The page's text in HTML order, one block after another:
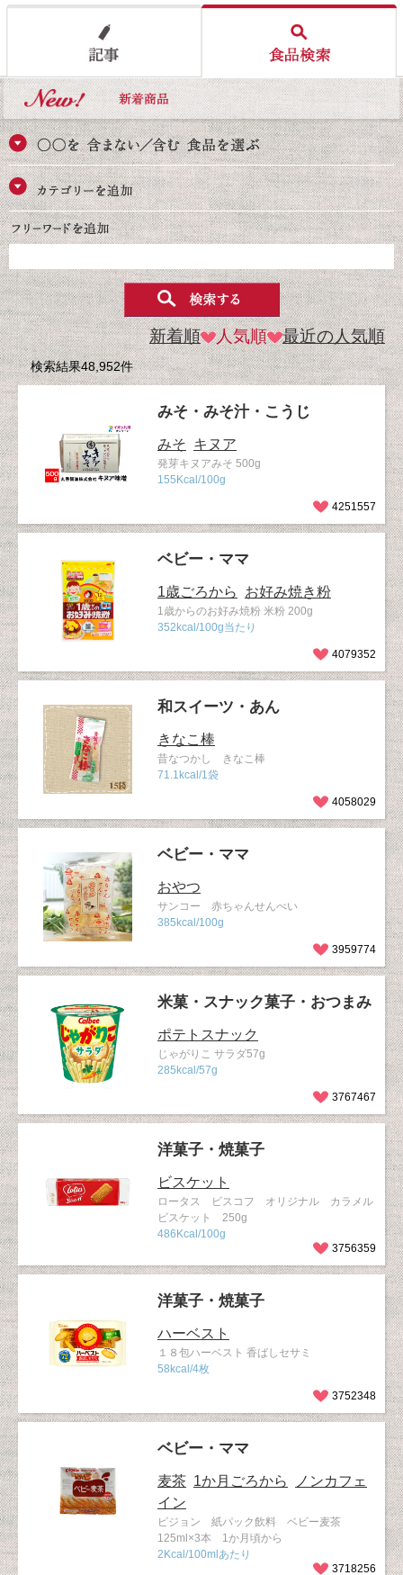
新着順 人気順 最近の人気順
検索結果48,952件
みそ・みそ汁・こうじ
みそ キヌア
発芽キヌアみそ 500g
155Kcal/100g
4251557
ベビー・ママ
1歳ごろから お好み焼き粉
1歳からのお好み焼粉 米粉 200g
352kcal/100g当たり
4079352
和スイーツ・あん
きなこ棒
昔なつかし きなこ棒
71.1kcal/1袋
4058029
ベビー・ママ
おやつ
サンコー 赤ちゃんせんべい
385kcal/100g
3959774
米菓・スナック菓子・おつまみ
ポテトスナック
じゃがりこ サラダ57g
285kcal/57g
3767467
洋菓子・焼菓子
ビスケット
ロータス ビスコフ オリジナル カラメル
ビスケット 250g
486Kcal/100g
3756359
洋菓子・焼菓子
ハーベスト
１８包ハーベスト 香ばしセサミ
58kcal/4枚
3752348
ベビー・ママ
麦茶 1か月ごろから
ノンカフェ
イン
ピジョン 紙パック飲料 ベビー麦茶
125ml×3本 1か月頃から
2Kcal/100mlあたり
3718256